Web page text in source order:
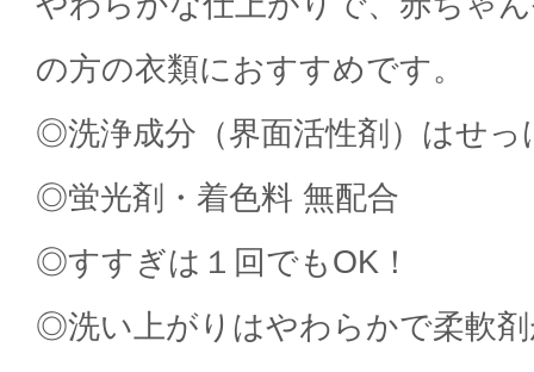
の方の衣類におすすめです。
◎洗浄成分（界面活性剤）はせっ
◎蛍光剤・着色料 無配合
◎すすぎは１回でもOK！
◎洗い上がりはやわらかで柔軟